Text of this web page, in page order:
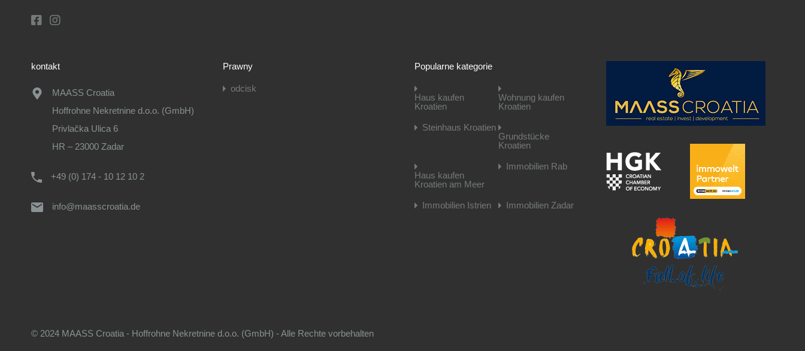
kontakt
MAASS Croatia
Hoffrohne Nekretnine d.o.o. (GmbH)
Privlačka Ulica 6
HR – 23000 Zadar
+49 (0) 174 - 10 12 10 2
info@maasscroatia.de
Prawny
odcisk
Popularne kategorie
Haus kaufen
Kroatien
Wohnung kaufen
Kroatien
Steinhaus Kroatien
Grundstücke
Kroatien
Haus kaufen
Kroatien am Meer
Immobilien Rab
Immobilien Istrien Immobilien Zadar
© 2024 MAASS Croatia - Hoffrohne Nekretnine d.o.o. (GmbH) - Alle Rechte vorbehalten